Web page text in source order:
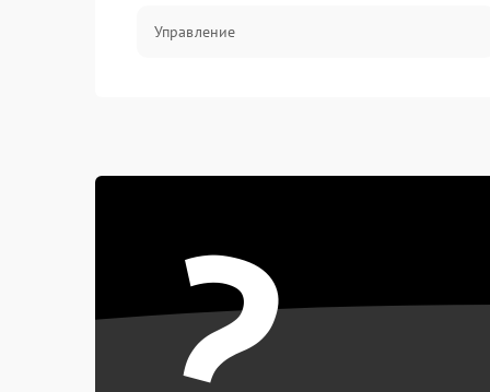
Управление
Электроника/Оптика